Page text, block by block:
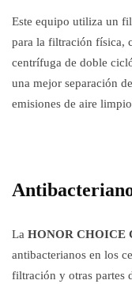
Este equipo utiliza un
para la filtración física,
centrífuga de doble
una mejor separación
emisiones de aire
La HONOR CHOICE
antibacterianos en los
filtración y otras partes